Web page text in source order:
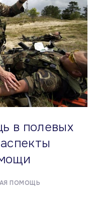
в полевых
ПОМОЩЬ